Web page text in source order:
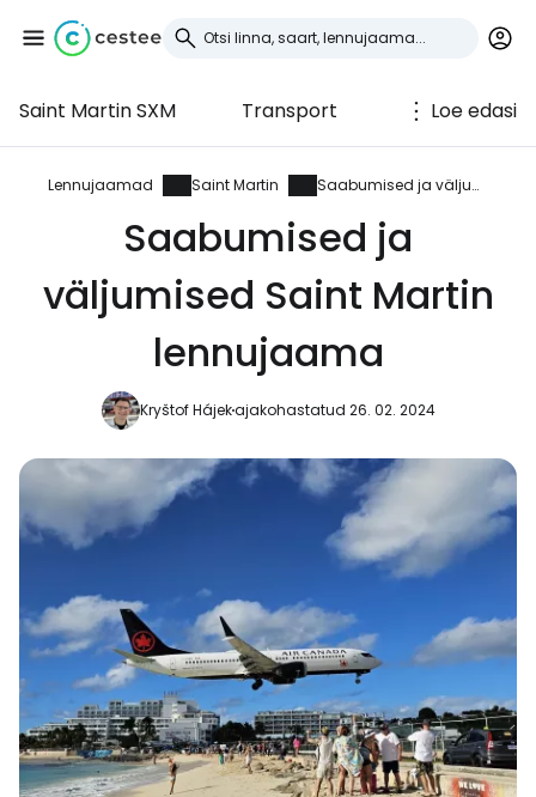
Saint Martin SXM Transport Loe edasi
Lennujaamad Saint Martin Saabumised ja väljumised
Saabumised ja
väljumised Saint Martin
lennujaama
Kryštof Hájekajakohastatud 26. 02. 2024
Logi sisse
Cestee'sse
... ülemaailmne reisikogukond
Jätka Facebookiga
Jätkake e-kirjaga